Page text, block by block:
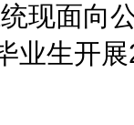
现面向
业生开